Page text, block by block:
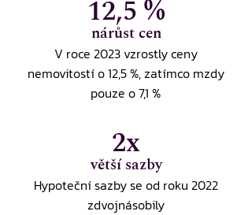
12,5 %
nárůst cen
V roce 2023 vzrostly ceny
nemovitostí o 12,5 %, zatímco mzdy
pouze o 7,1 %
2x
větší sazby
Hypoteční sazby se od roku 2022
zdvojnásobily